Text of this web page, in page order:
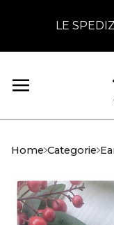
LE
Home Categorie